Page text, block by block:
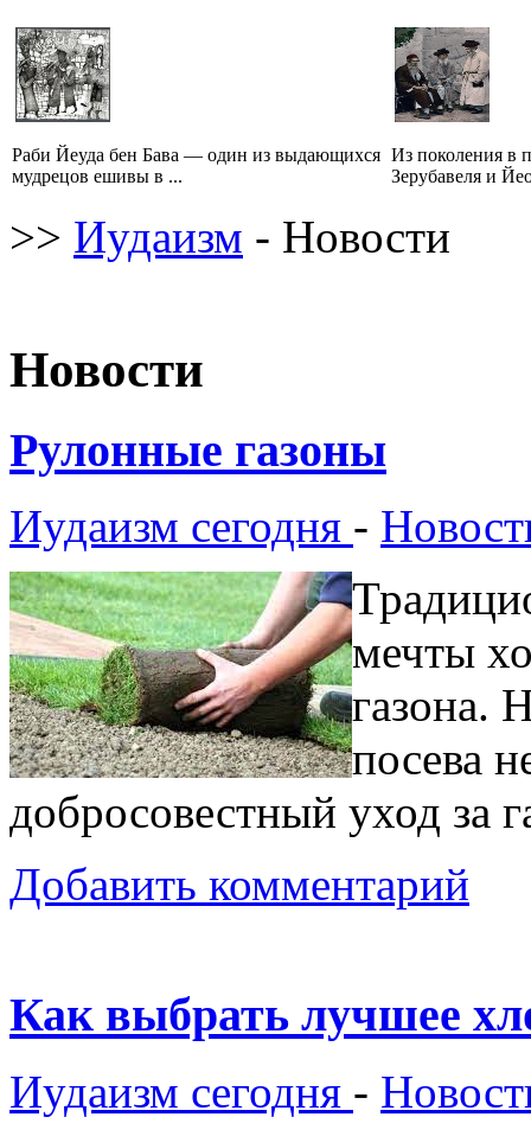
Раби Йеуда бен Бава — один из выдающихся
мудрецов ешивы в ...
Из поколения в
Зерубавеля и
>> Иудаизм - Новости
Новости
Рулонные газоны
Иудаизм сегодня -
мечты
газона.
посева
добросовестный уход за
Добавить комментарий
Как выбрать лучшее
Иудаизм сегодня -